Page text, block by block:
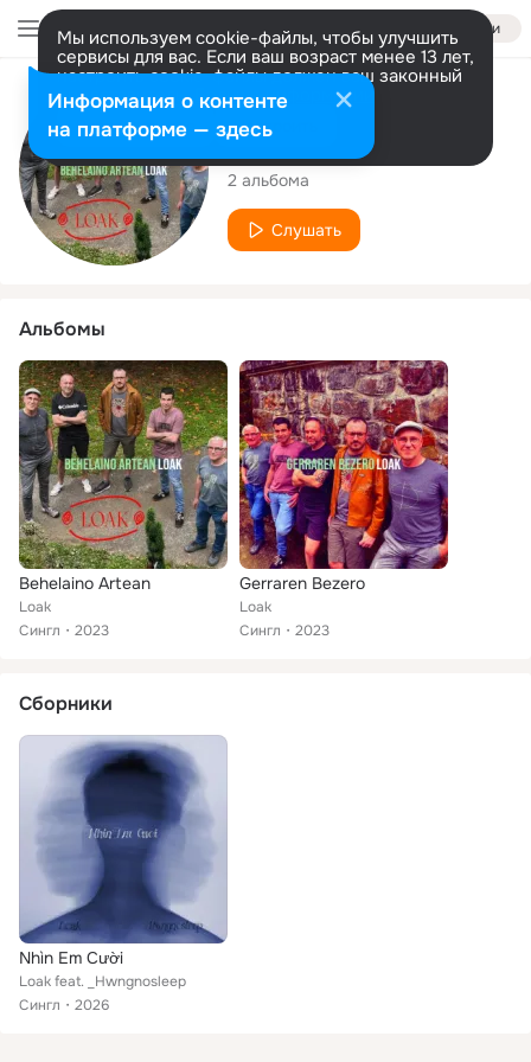
Войти
Мы используем cookie-файлы, чтобы улучшить
сервисы для вас. Если ваш возраст менее 13 лет,
настроить cookie-файлы должен ваш законный
представитель. Больше информации
Разрешить все Настроить
Исполнитель
Loak
2 альбома
Слушать
Альбомы
Behelaino Artean
Loak
Сингл
2023
Gerraren Bezero
Loak
Сингл
2023
Сборники
Nhìn Em Cười
Loak feat. _Hwngnosleep
Сингл
2026
Информация о контенте
на платформе — здесь